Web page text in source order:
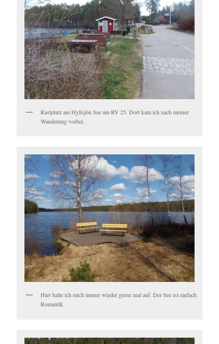
Rastplatz am Hyllsjön See am RV 25. Dort kam ich nach meiner
Wanderung vorbei.
Hier halte ich mich immer wieder gerne mal auf. Der See ist einfach
Romantik.